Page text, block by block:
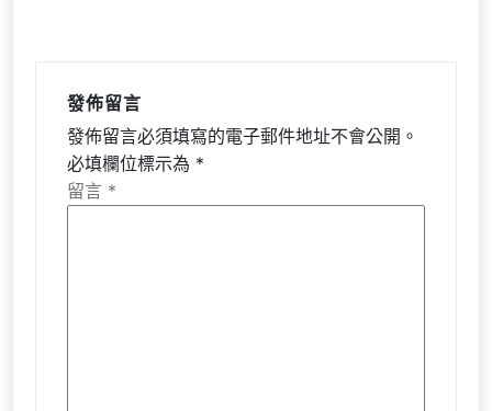
發佈留言
發佈留言必須填寫的電子郵件地址不會公開。
必填欄位標示為 *
留言 *